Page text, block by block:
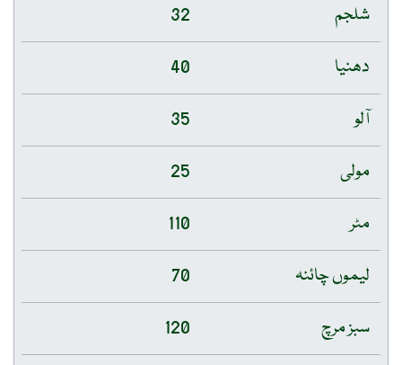
شلجم
32
دھنیا
40
آلو
35
مولی
25
مٹر
110
لیموں چائنہ
70
سبز مرچ
120